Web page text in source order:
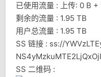
已使用流量 : 上传: 0 B
剩余的流量 : 1.95 TB
用户总流量 : 1.95 TB
SS 链接 : ss://
SS 二维码 :